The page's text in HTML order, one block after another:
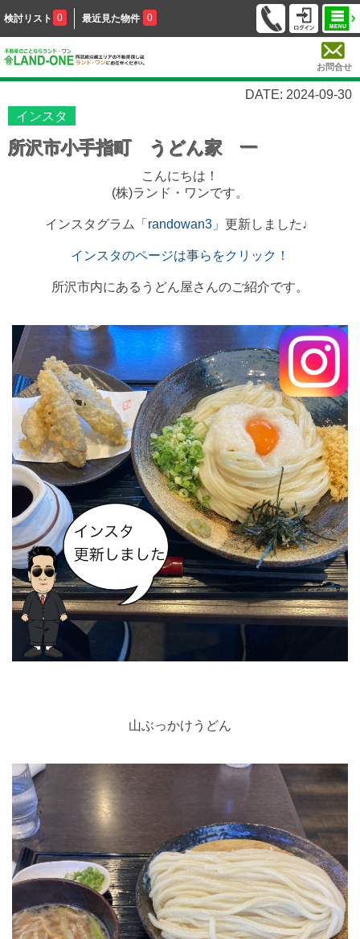
検討リスト 0 最近見た物件 0
お問合せ
DATE: 2024-09-30
インスタ
所沢市小手指町 うどん家 一
こんにちは！
(株)ランド・ワンです。
インスタグラム 「randowan3」 更新しました♩
インスタのページは事らをクリック！
所沢市内にあるうどん屋さんのご紹介です。
山ぶっかけうどん